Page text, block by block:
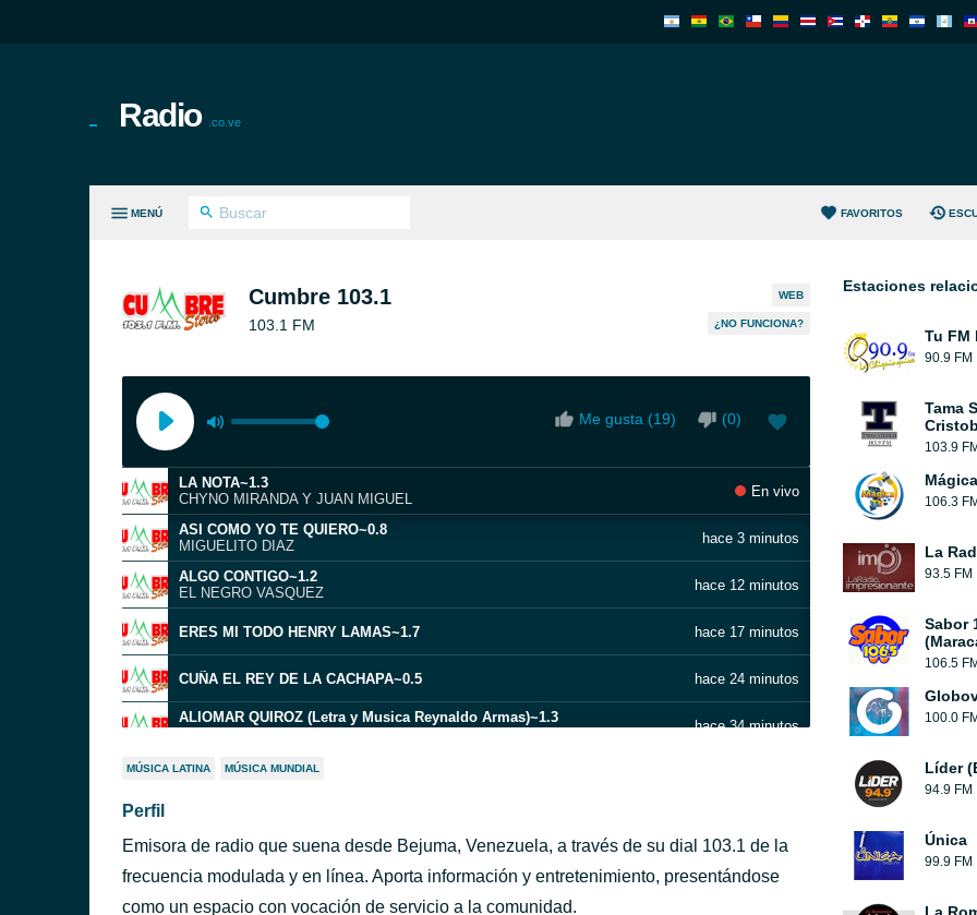
Radio .co.ve
MENÚ FAVORITOS
Cumbre 103.1
103.1 FM
WEB
¿NO FUNCIONA?
Me gusta (19) (0)
LA NOTA~1.3
CHYNO MIRANDA Y JUAN MIGUEL
En vivo
ASI COMO YO TE QUIERO~0.8
MIGUELITO DIAZ
hace 3 minutos
ALGO CONTIGO~1.2
EL NEGRO VASQUEZ
hace 12 minutos
ERES MI TODO HENRY LAMAS~1.7 hace 17 minutos
CUÑA EL REY DE LA CACHAPA~0.5 hace 24 minutos
ALIOMAR QUIROZ (Letra y Musica Reynaldo Armas)~1.3
hace 34 minutos
POR LAS MUJERES~1.2
FERNANDO TOVAR LO MAS IMPORTANTE~1.3 hace 53 minutos
FERNANDO TOVAR~1.5
MÚSICA LATINA MÚSICA MUNDIAL
Perfil
Emisora de radio que suena desde Bejuma, Venezuela, a través de su dial 103.1 de la
frecuencia modulada y en línea. Aporta información y entretenimiento, presentándose
como un espacio con vocación de servicio a la comunidad.
Estaciones
Tu FM
90.9 FM
Tama
103.9 FM
Mágica
106.3 FM
La
93.5 FM
Sabor
106.5 FM
100.0 FM
Líder
94.9 FM
Única
99.9 FM